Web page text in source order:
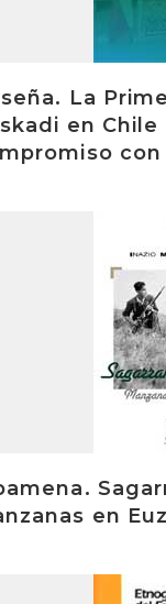
La
en Chile
en